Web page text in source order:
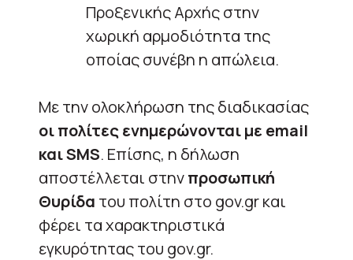
Προξενικής Αρχής στην
χωρική αρμοδιότητα της
οποίας συνέβη η απώλεια.
Με την ολοκλήρωση της διαδικασίας
οι πολίτες ενημερώνονται με email
και SMS. Επίσης, η δήλωση
αποστέλλεται στηνπροσωπική
Θυρίδα του πολίτη στο gov.gr και
φέρει τα χαρακτηριστικά
εγκυρότητας του gov.gr.